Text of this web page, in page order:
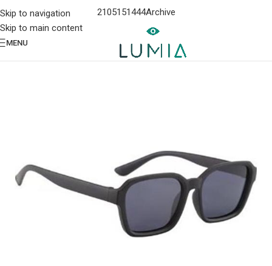
Skip to navigation
Skip to main content
2105151444Archive
MENU